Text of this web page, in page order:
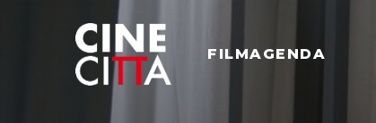
FILMAGENDA